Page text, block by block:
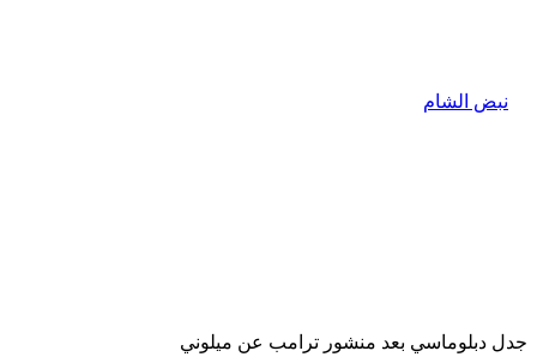
جدل دبلوماسي بعد منشور ترامب عن ميلوني